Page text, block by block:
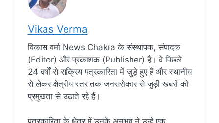
Vikas Verma
विकास वर्मा News Chakra के संस्थापक, संपादक
(Editor) और प्रकाशक (Publisher) हैं। वे पिछले
24 वर्षों से सक्रिय पत्रकारिता में जुड़े हुए हैं और स्थानीय
से लेकर क्षेत्रीय स्तर तक जनसरोकार से जुड़ी खबरों को
प्रमुखता से उठाते रहे हैं।
पत्रकारिता के क्षेत्र में उनके अनुभव ने उन्हें एक